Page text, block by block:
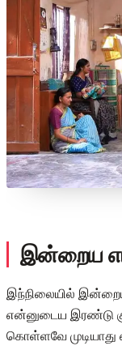
இன்றைய
இந்நிலையில்
என்னுடைய இரண்டு
கொள்ளவே முடியாது